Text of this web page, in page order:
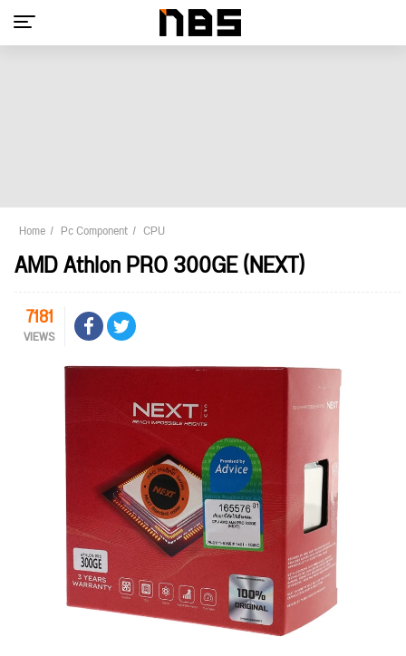
Home Pc Component CPU
AMD Athlon PRO 300GE (NEXT)
7181
VIEWS